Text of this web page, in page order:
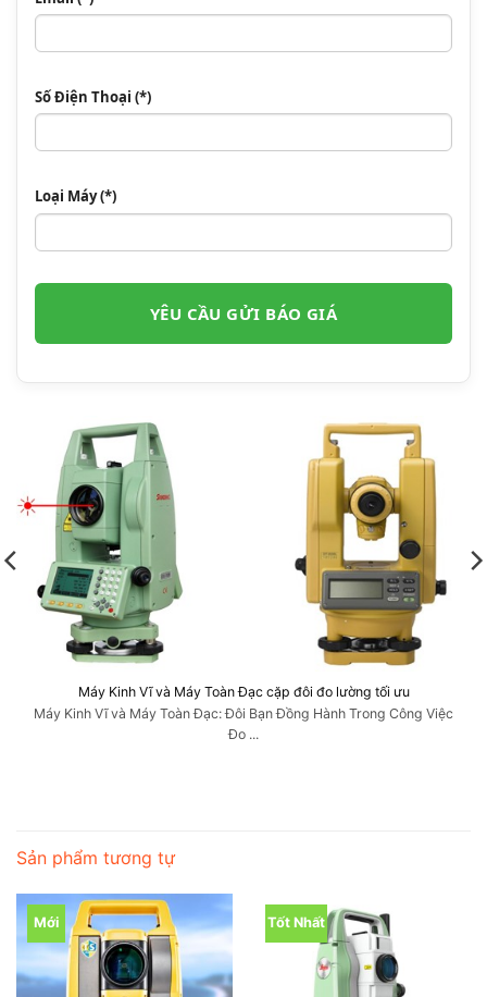
Số Điện Thoại (*)
Loại Máy (*)
Máy Kinh Vĩ và Máy Toàn Đạc cặp đôi đo lường tối ưu
Máy Kinh Vĩ và Máy Toàn Đạc: Đôi Bạn Đồng Hành Trong Công Việc
Đo ...
Sản phẩm tương tự
Mới Tốt Nhất